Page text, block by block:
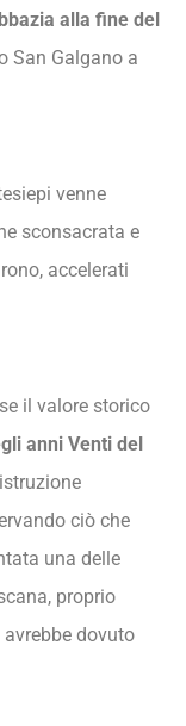
alla fine del
San Galgano a
venne
sconsacrata e
accelerati
il valore storico
anni Venti del
ciò che
una delle
proprio
dovuto